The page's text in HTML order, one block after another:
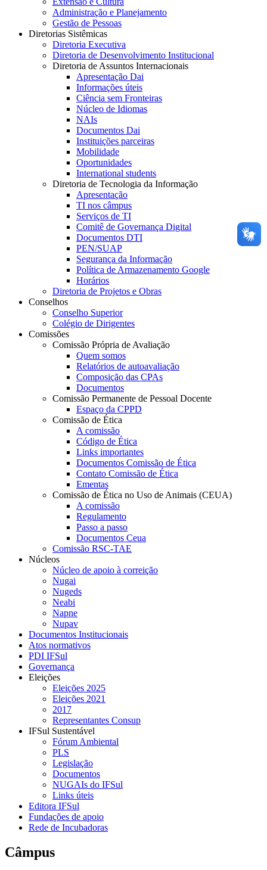
Administração e Planejamento
Gestão de Pessoas
Diretorias Sistêmicas
Diretoria Executiva
Diretoria de Desenvolvimento Institucional
Diretoria de Assuntos Internacionais
Apresentação Dai
Informações úteis
Ciência sem Fronteiras
Núcleo de Idiomas
NAIs
Documentos Dai
Instituições parceiras
Mobilidade
Oportunidades
International students
Diretoria de Tecnologia da Informação
Apresentação
TI nos câmpus
Serviços de TI
Comitê de Governança Digital
Documentos DTI
PEN/SUAP
Segurança da Informação
Política de Armazenamento Google
Horários
Diretoria de Projetos e Obras
Conselhos
Conselho Superior
Colégio de Dirigentes
Comissões
Comissão Própria de Avaliação
Quem somos
Relatórios de autoavaliação
Composição das CPAs
Documentos
Comissão Permanente de Pessoal Docente
Espaço da CPPD
Comissão de Ética
A comissão
Código de Ética
Links importantes
Documentos Comissão de Ética
Contato Comissão de Ética
Ementas
Comissão de Ética no Uso de Animais (CEUA)
A comissão
Regulamento
Passo a passo
Documentos Ceua
Comissão RSC-TAE
Núcleos
Núcleo de apoio à correição
Nugai
Nugeds
Neabi
Napne
Nupav
Documentos Institucionais
Atos normativos
PDI IFSul
Governança
Eleições
Eleições 2025
Eleições 2021
2017
Representantes Consup
IFSul Sustentável
Fórum Ambiental
PLS
Legislação
Documentos
NUGAIs do IFSul
Links úteis
Editora IFSul
Fundações de apoio
Rede de Incubadoras
Câmpus